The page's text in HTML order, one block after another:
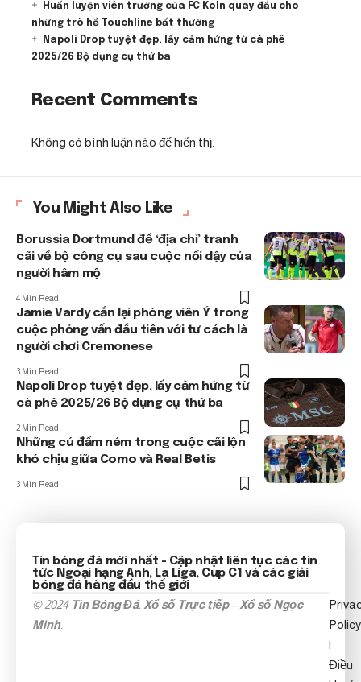
Huấn luyện viên trưởng của FC Koln quay đầu cho
những trò hề Touchline bất thường
Napoli Drop tuyệt đẹp, lấy cảm hứng từ cà phê
2025/26 Bộ dụng cụ thứ ba
Recent Comments
Không có bình luận nào để hiển thị.
You Might Also Like
Borussia Dortmund để ‘địa chỉ’ tranh
cãi về bộ công cụ sau cuộc nổi dậy của
người hâm mộ
4 Min Read
Jamie Vardy cắn lại phóng viên Ý trong
cuộc phỏng vấn đầu tiên với tư cách là
người chơi Cremonese
3 Min Read
Napoli Drop tuyệt đẹp, lấy cảm hứng từ
cà phê 2025/26 Bộ dụng cụ thứ ba
2 Min Read
Những cú đấm ném trong cuộc cãi lộn
khó chịu giữa Como và Real Betis
3 Min Read
Tin bóng đá mới nhất - Cập nhật liên tục các tin
tức Ngoại hạng Anh, La Liga, Cup C1 và các giải
bóng đá hàng đầu thế giới
© 2024 Tin Bóng Đá. Xổ số Trực tiếp–Xổ số Ngọc
Minh.
Policy
|
Điều